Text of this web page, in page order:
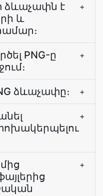
ձևաչափն է
և
+
PNG-ը
+
ձևաչափը։ +
+
+